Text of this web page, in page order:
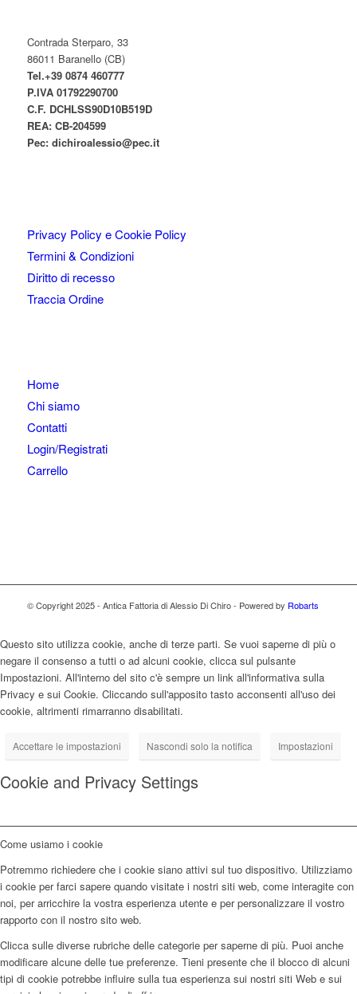
Contrada Sterparo, 33
86011 Baranello (CB)
Tel.+39 0874 460777
P.IVA 01792290700
C.F. DCHLSS90D10B519D
REA: CB-204599
Pec: dichiroalessio@pec.it
Privacy Policy e Cookie Policy
Termini & Condizioni
Diritto di recesso
Traccia Ordine
Home
Chi siamo
Contatti
Login/Registrati
Carrello
© Copyright 2025 - Antica Fattoria di Alessio Di Chiro - Powered by Robarts
Questo sito utilizza cookie, anche di terze parti. Se vuoi saperne di più o
negare il consenso a tutti o ad alcuni cookie, clicca sul pulsante
Impostazioni. All'interno del sito c'è sempre un link all'informativa sulla
Privacy e sui Cookie. Cliccando sull'apposito tasto acconsenti all'uso dei
cookie, altrimenti rimarranno disabilitati.
Accettare le impostazioni Nascondi solo la notifica Impostazioni
Cookie and Privacy Settings
Come usiamo i cookie
Potremmo richiedere che i cookie siano attivi sul tuo dispositivo. Utilizziamo
i cookie per farci sapere quando visitate i nostri siti web, come interagite con
noi, per arricchire la vostra esperienza utente e per personalizzare il vostro
rapporto con il nostro sito web.
Clicca sulle diverse rubriche delle categorie per saperne di più. Puoi anche
modificare alcune delle tue preferenze. Tieni presente che il blocco di alcuni
tipi di cookie potrebbe influire sulla tua esperienza sui nostri siti Web e sui